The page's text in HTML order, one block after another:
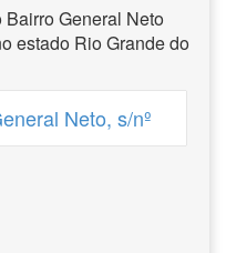
General Neto
estado Rio Grande do
Neto, s/nº